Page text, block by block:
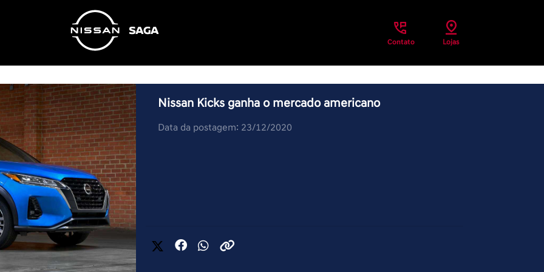
Contato Lojas
Nissan Kicks ganha o mercado americano
Data da postagem: 23/12/2020